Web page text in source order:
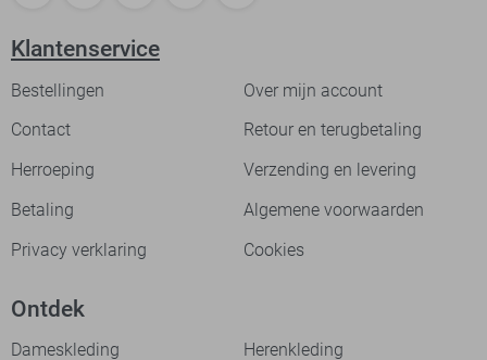
Klantenservice
Bestellingen
Over mijn account
Contact
Retour en terugbetaling
Herroeping
Verzending en levering
Betaling
Algemene voorwaarden
Privacy verklaring
Cookies
Ontdek
Dameskleding
Herenkleding